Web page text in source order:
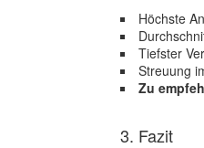
Höchste
Tiefster
Streuung
Zu
3. Fazit